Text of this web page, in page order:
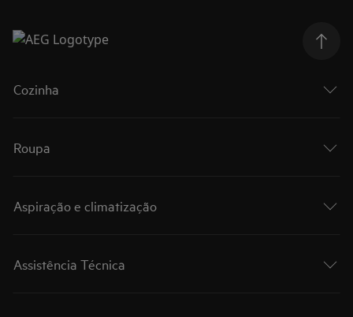
Cozinha
Roupa
Aspiração e climatização
Assistência Técnica